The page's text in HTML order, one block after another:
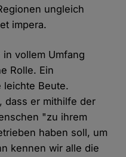
ungleich
impera.
in vollem Umfang
Rolle. Ein
leichte Beute.
dass er mithilfe der
"zu ihrem
haben soll, um
kennen wir alle die